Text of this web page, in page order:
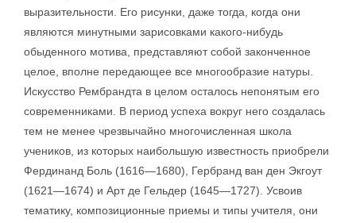
выразительности. Его рисунки, даже тогда, когда они
являются минутными зарисовками какого-нибудь
обыденного мотива, представляют собой законченное
целое, вполне передающее все многообразие натуры.
Искусство Рембрандта в целом осталось непонятым его
современниками. В период успеха вокруг него создалась
тем не менее чрезвычайно многочисленная школа
учеников, из которых наибольшую известность приобрели
Фердинанд Боль (1616—1680), Гербранд ван ден Экгоут
(1621—1674) и Арт де Гельдер (1645—1727). Усвоив
тематику, композиционные приемы и типы учителя, они